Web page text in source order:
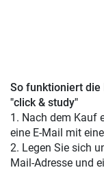
So funktioniert die
"click & study"
1. Nach dem Kauf
eine E-Mail mit
2. Legen Sie sich
Mail-Adresse und